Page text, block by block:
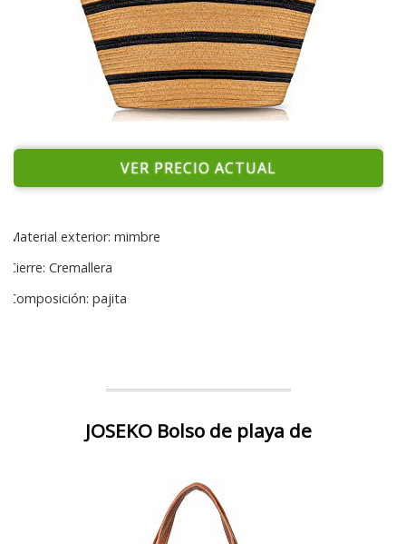
VER PRECIO ACTUAL
Material exterior: mimbre
Cierre: Cremallera
Composición: pajita
JOSEKO Bolso de playa de